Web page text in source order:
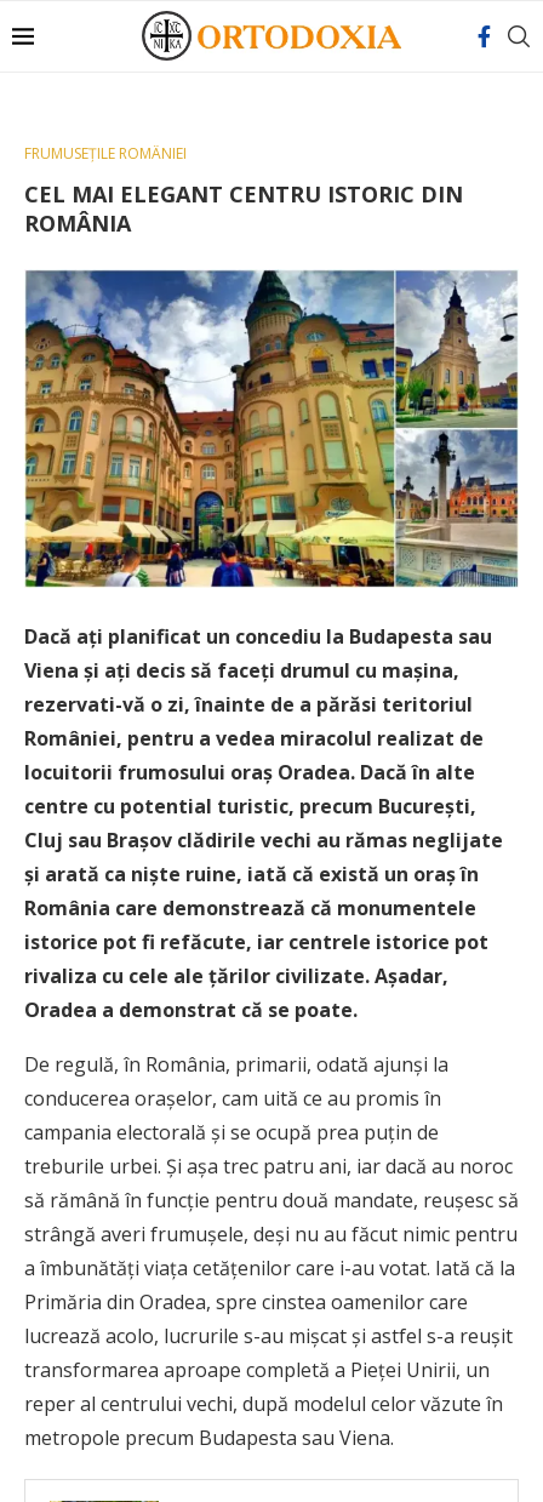
FRUMUSEȚILE ROMÂNIEI
CEL MAI ELEGANT CENTRU ISTORIC DIN
ROMÂNIA
Dacă ați planificat un concediu la Budapesta sau
Viena și ați decis să faceți drumul cu mașina,
rezervati-vă o zi, înainte de a părăsi teritoriul
României, pentru a vedea miracolul realizat de
locuitorii frumosului oraș Oradea. Dacă în alte
centre cu potential turistic, precum București,
Cluj sau Brașov clădirile vechi au rămas neglijate
și arată ca niște ruine, iată că există un oraș în
România care demonstrează că monumentele
istorice pot fi refăcute, iar centrele istorice pot
rivaliza cu cele ale țărilor civilizate. Așadar,
Oradea a demonstrat că se poate.
De regulă, în România, primarii, odată ajunși la
conducerea orașelor, cam uită ce au promis în
campania electorală și se ocupă prea puțin de
treburile urbei. Și așa trec patru ani, iar dacă au noroc
să rămână în funcție pentru două mandate, reușesc să
strângă averi frumușele, deși nu au făcut nimic pentru
a îmbunătăți viața cetățenilor care i-au votat. Iată că la
Primăria din Oradea, spre cinstea oamenilor care
lucrează acolo, lucrurile s-au mișcat și astfel s-a reușit
transformarea aproape completă a Pieței Unirii, un
reper al centrului vechi, după modelul celor văzute în
metropole precum Budapesta sau Viena.